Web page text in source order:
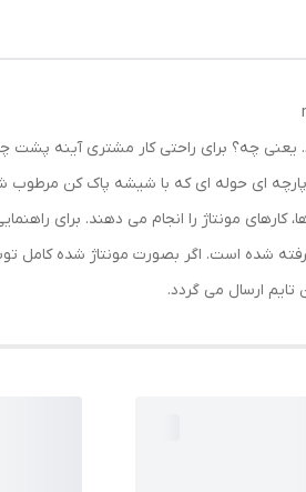
چه؟ برای راحتی کار مشتری آینه پشت
پارچه ای حوله ای که با شیشه پاک کن
شده است. اگر بصورت مونتاژ شده کامل